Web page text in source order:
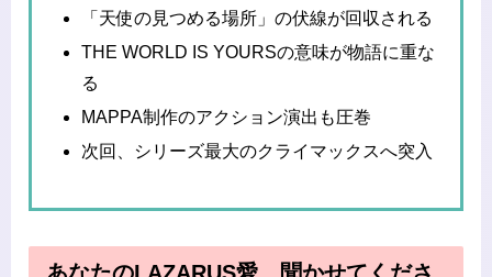
「天使の見つめる場所」の伏線が回収される
THE WORLD IS YOURSの意味が物語に重な
る
MAPPA制作のアクション演出も圧巻
次回、シリーズ最大のクライマックスへ突入